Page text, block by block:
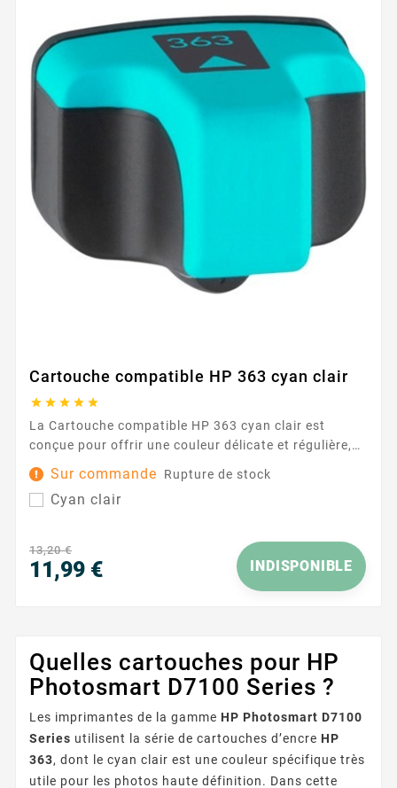
Cartouche compatible HP 363 cyan clair
    
La Cartouche compatible HP 363 cyan clair est
conçue pour offrir une couleur délicate et régulière,
idéale pour les dégradés, les photos et les graphiques
où la finesse des nuances compte. Pensée pour
fonctionner avec les imprimantes utilisant la
routine d’impression quotidienne et aide à
préserver...
Sur commande Rupture de stock
Cyan clair
13,20 €
11,99 € INDISPONIBLE
Quelles cartouches pour HP
Photosmart D7100 Series ?
Les imprimantes de la gamme HP Photosmart D7100
Series utilisent la série de cartouches d’encre HP
363, dont le cyan clair est une couleur spécifique très
utile pour les photos haute définition. Dans cette